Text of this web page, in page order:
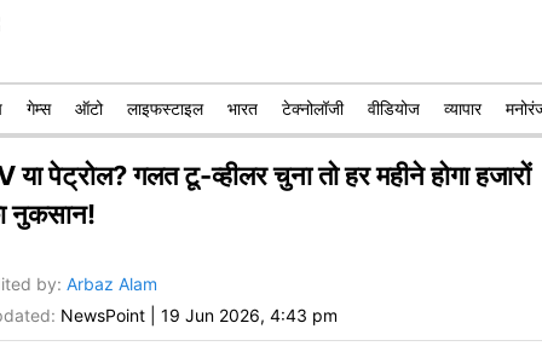
गेम्स ऑटो लाइफस्टाइल भारत टेक्नोलॉजी वीडियोज व्यापार
या पेट्रोल? गलत टू-व्हीलर चुना तो हर महीने होगा हजारों
नुकसान!
by: Arbaz Alam
NewsPoint 19 Jun 2026, 4:43 pm